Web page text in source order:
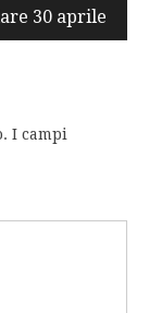
30 aprile
I campi